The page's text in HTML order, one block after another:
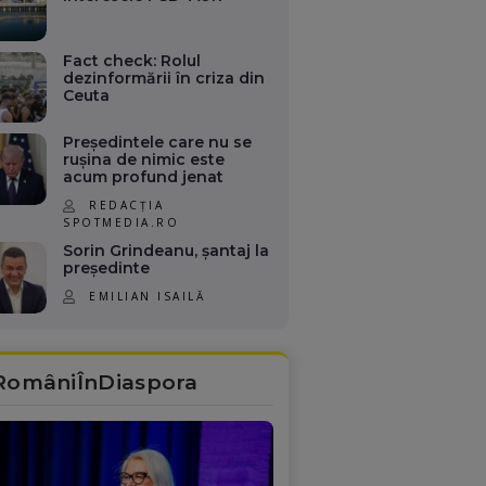
Fact check: Rolul
dezinformării în criza din
Ceuta
Președintele care nu se
rușina de nimic este
acum profund jenat
REDACȚIA
SPOTMEDIA.RO
Sorin Grindeanu, șantaj la
președinte
EMILIAN ISAILĂ